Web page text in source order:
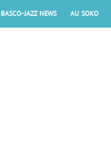
BASCO-JAZZ NEWS AU SOKO